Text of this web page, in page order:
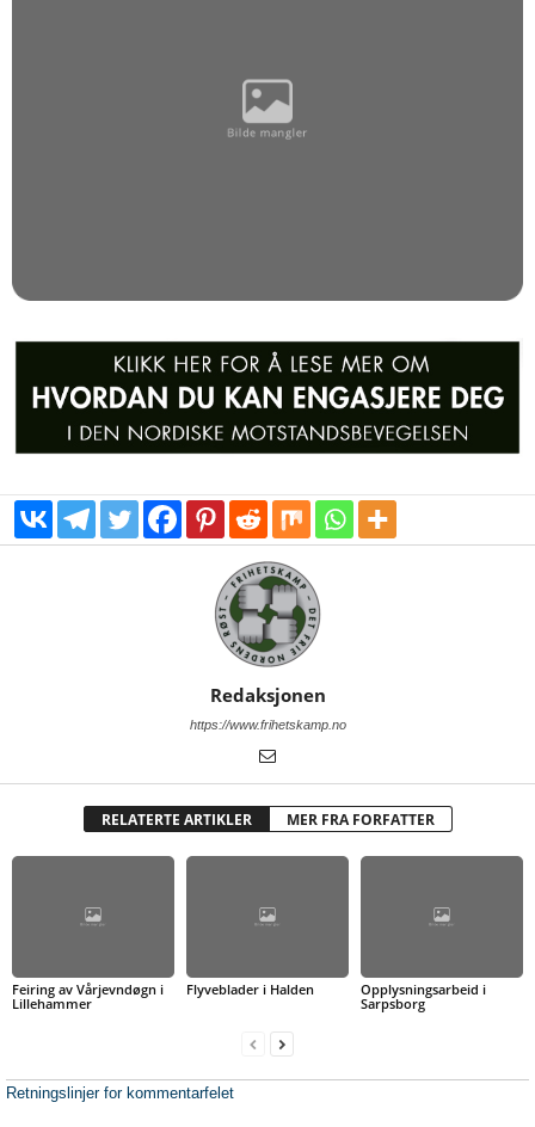
Redaksjonen
https://www.frihetskamp.no
RELATERTE ARTIKLER MER FRA FORFATTER
Feiring av Vårjevndøgn i
Lillehammer
Flyveblader i Halden
Opplysningsarbeid i
Sarpsborg
Retningslinjer for kommentarfelet